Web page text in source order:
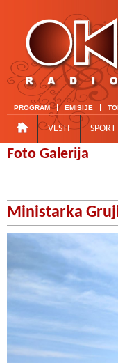
PROGRAM EMISIJE
VESTI SPORT
Foto Galerija
Ministarka